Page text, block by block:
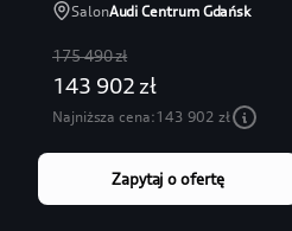
SalonAudi Centrum Gdańsk
175 490 zł
143 902 zł
Najniższa cena:143 902 zł
Zapytaj o ofertę